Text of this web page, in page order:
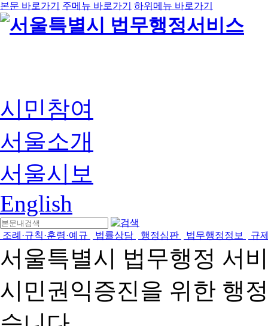
본문 바로가기 주메뉴 바로가기 하위메뉴 바로가기
시민참여
서울소개
서울시보
English
조례·규칙·훈령·예규 법률상담 행정심판 법무행정정보 규
서울특별시 법무행정 서
시민권익증진을 위한 행